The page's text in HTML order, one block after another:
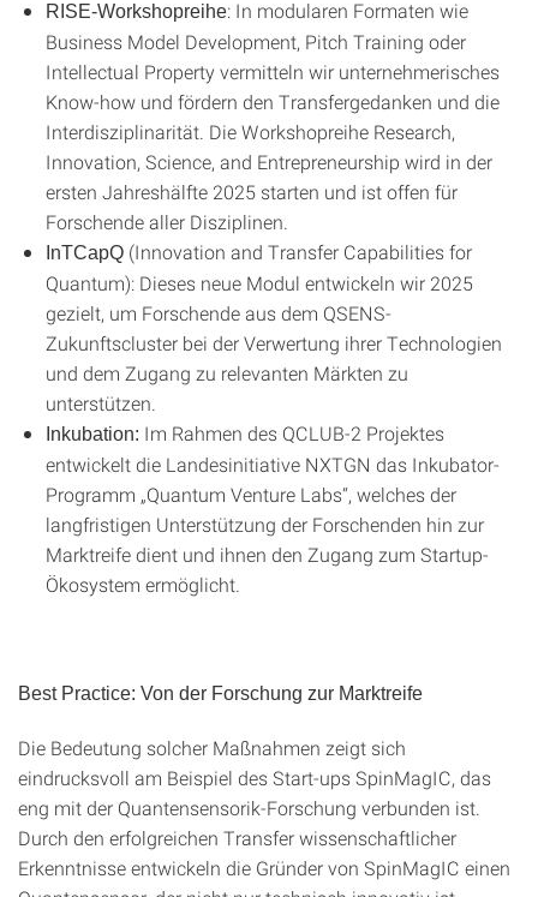
RISE-Workshopreihe: In modularen Formaten wie
Business Model Development, Pitch Training oder
Intellectual Property vermitteln wir unternehmerisches
Know-how und fördern den Transfergedanken und die
Interdisziplinarität. Die Workshopreihe Research,
Innovation, Science, and Entrepreneurship wird in der
ersten Jahreshälfte 2025 starten und ist offen für
Forschende aller Disziplinen.
InTCapQ (Innovation and Transfer Capabilities for
Quantum): Dieses neue Modul entwickeln wir 2025
gezielt, um Forschende aus dem QSENS-
Zukunftscluster bei der Verwertung ihrer Technologien
und dem Zugang zu relevanten Märkten zu
unterstützen.
Inkubation: Im Rahmen des QCLUB-2 Projektes
entwickelt die Landesinitiative NXTGN das Inkubator-
Programm „Quantum Venture Labs“, welches der
langfristigen Unterstützung der Forschenden hin zur
Marktreife dient und ihnen den Zugang zum Startup-
Ökosystem ermöglicht.
Best Practice: Von der Forschung zur Marktreife
Die Bedeutung solcher Maßnahmen zeigt sich
eindrucksvoll am Beispiel des Start-ups SpinMagIC, das
eng mit der Quantensensorik-Forschung verbunden ist.
Durch den erfolgreichen Transfer wissenschaftlicher
Erkenntnisse entwickeln die Gründer von SpinMagIC einen